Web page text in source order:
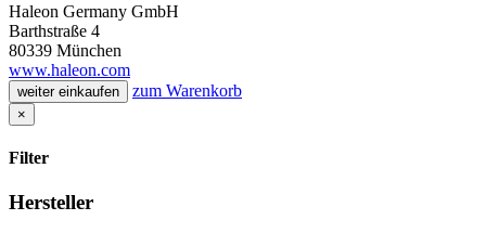
Haleon Germany GmbH
Barthstraße 4
80339 München
www.haleon.com
weiter einkaufen zum Warenkorb
×
Filter
Hersteller